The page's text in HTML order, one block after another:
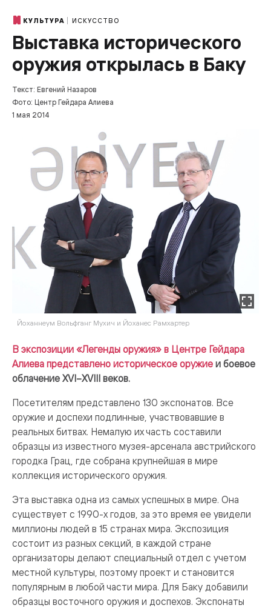
КУЛЬТУРА ИСКУССТВО
Выставка исторического
оружия открылась в Баку
Текст: Евгений Назаров
Фото: Центр Гейдара Алиева
1 мая 2014
Йоханнеум Вольфганг Мухич и Йоханес Рамхартер
В экспозиции «Легенды оружия» в Центре Гейдара
Алиева представлено историческое оружие и боевое
облачение XVI–XVIII веков.
Посетителям представлено 130 экспонатов. Все
оружие и доспехи подлинные, участвовавшие в
реальных битвах. Немалую их часть составили
образцы из известного музея-арсенала австрийского
городка Грац, где собрана крупнейшая в мире
коллекция исторического оружия.
Эта выставка одна из самых успешных в мире. Она
существует с 1990-х годов, за это время ее увидели
миллионы людей в 15 странах мира. Экспозиция
состоит из разных секций, в каждой стране
организаторы делают специальный отдел с учетом
местной культуры, поэтому проект и становится
популярным в любой части мира. Для Баку добавили
образцы восточного оружия и доспехов. Экспонаты